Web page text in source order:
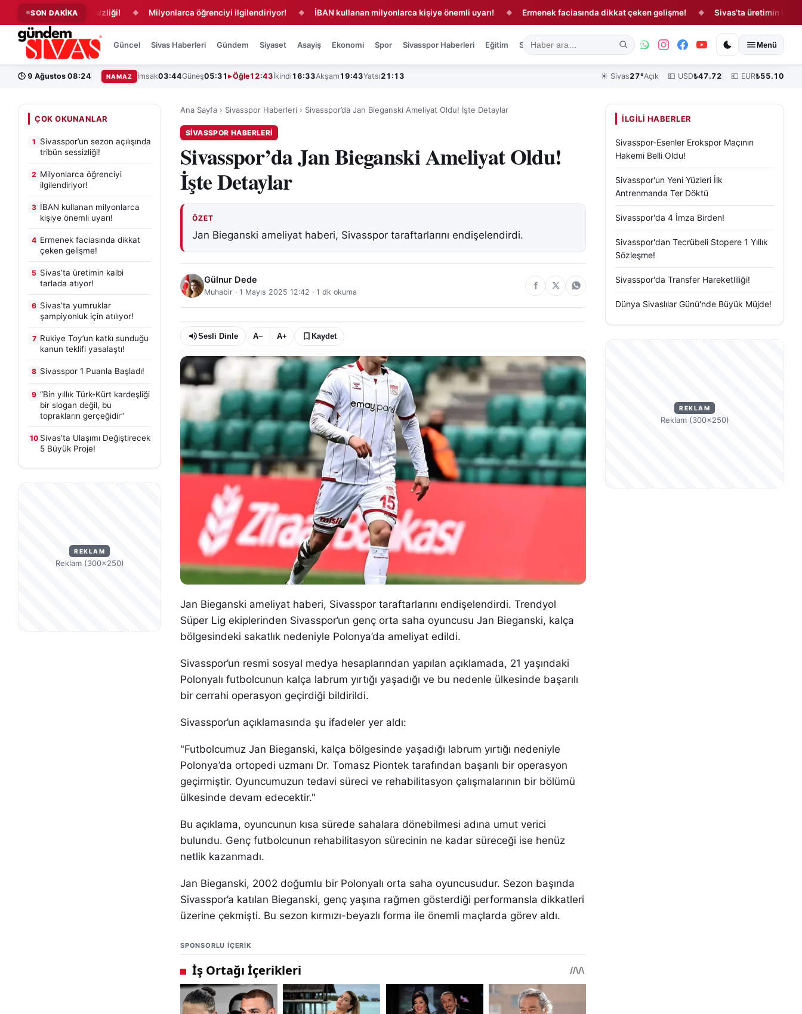
SON DAKİKA
tribün sessizliği! ◆ Milyonlarca öğrenciyi ilgilendiriyor! ◆ İBAN kullanan milyonlarca kişiye önemli uyarı! ◆ Ermenek faciasında dikkat çeken gelişme! ◆ Sivas’ta üretimin kalbi
Güncel Sivas Haberleri Gündem Siyaset Asayiş Ekonomi Spor Sivasspor Haberleri Eğitim Sağlık Kültür, Sanat ve Tarih Yaşam Sivas Vefat Edenler Köşe
Menü
🕒 9 Ağustos 08:24 NAMAZ İmsak03:44Güneş05:31 Öğle12:43İkindi 16:33Akşam 19:43Yatsı21:13 ☀️ Sivas27°Açık 💵 USD₺47.72 💶 EUR₺55.10
ÇOK OKUNANLAR
1 Sivasspor’un sezon açılışında
tribün sessizliği!
2 Milyonlarca öğrenciyi
ilgilendiriyor!
3 İBAN kullanan milyonlarca
kişiye önemli uyarı!
4 Ermenek faciasında dikkat
çeken gelişme!
5 Sivas’ta üretimin kalbi
tarlada atıyor!
6 Sivas’ta yumruklar
şampiyonluk için atılıyor!
7 Rukiye Toy’un katkı sunduğu
kanun teklifi yasalaştı!
8 Sivasspor 1 Puanla Başladı!
9 “Bin yıllık Türk-Kürt kardeşliği
bir slogan değil, bu
toprakların gerçeğidir”
10 Sivas’ta Ulaşımı Değiştirecek
5 Büyük Proje!
REKLAM
Reklam (300×250)
Ana Sayfa › Sivasspor Haberleri › Sivasspor’da Jan Bieganski Ameliyat Oldu! İşte Detaylar
SIVASSPOR HABERLERI
Sivasspor’da Jan Bieganski Ameliyat Oldu!
İşte Detaylar
ÖZET
Jan Bieganski ameliyat haberi, Sivasspor taraftarlarını endişelendirdi.
Gülnur Dede
Muhabir · 1 Mayıs 2025 12:42 · 1 dk okuma
Sesli Dinle A− A+ Kaydet
Jan Bieganski ameliyat haberi, Sivasspor taraftarlarını endişelendirdi. Trendyol
Süper Lig ekiplerinden Sivasspor’un genç orta saha oyuncusu Jan Bieganski, kalça
bölgesindeki sakatlık nedeniyle Polonya’da ameliyat edildi.
Sivasspor’un resmi sosyal medya hesaplarından yapılan açıklamada, 21 yaşındaki
Polonyalı futbolcunun kalça labrum yırtığı yaşadığı ve bu nedenle ülkesinde başarılı
bir cerrahi operasyon geçirdiği bildirildi.
Sivasspor’un açıklamasında şu ifadeler yer aldı:
"Futbolcumuz Jan Bieganski, kalça bölgesinde yaşadığı labrum yırtığı nedeniyle
Polonya’da ortopedi uzmanı Dr. Tomasz Piontek tarafından başarılı bir operasyon
geçirmiştir. Oyuncumuzun tedavi süreci ve rehabilitasyon çalışmalarının bir bölümü
ülkesinde devam edecektir."
Bu açıklama, oyuncunun kısa sürede sahalara dönebilmesi adına umut verici
bulundu. Genç futbolcunun rehabilitasyon sürecinin ne kadar süreceği ise henüz
netlik kazanmadı.
Jan Bieganski, 2002 doğumlu bir Polonyalı orta saha oyuncusudur. Sezon başında
Sivasspor’a katılan Bieganski, genç yaşına rağmen gösterdiği performansla dikkatleri
üzerine çekmişti. Bu sezon kırmızı-beyazlı forma ile önemli maçlarda görev aldı.
SPONSORLU IÇERIK
İLGILI HABERLER
Sivasspor-Esenler Erokspor Maçının
Hakemi Belli Oldu!
Sivasspor'un Yeni Yüzleri İlk
Antrenmanda Ter Döktü
Sivasspor'da 4 İmza Birden!
Sivasspor'dan Tecrübeli Stopere 1 Yıllık
Sözleşme!
Sivasspor'da Transfer Hareketliliği!
Dünya Sivaslılar Günü'nde Büyük Müjde!
REKLAM
Reklam (300×250)